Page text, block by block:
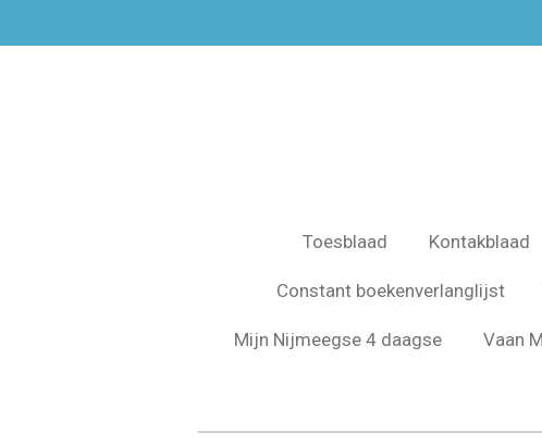
direct
Toesblaad Kontakblaad
Constant boekenverlanglijst
Mijn Nijmeegse 4 daagse Vaan